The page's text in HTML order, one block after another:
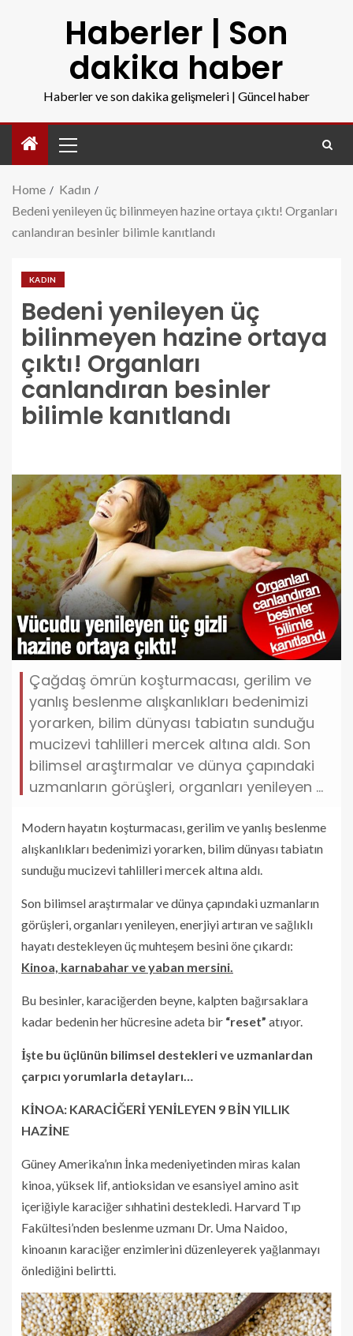
Haberler | Son
dakika haber
Haberler ve son dakika gelişmeleri | Güncel haber
Home
Kadın
Bedeni yenileyen üç bilinmeyen hazine ortaya çıktı! Organları
canlandıran besinler bilimle kanıtlandı
KADIN
Bedeni yenileyen üç
bilinmeyen hazine ortaya
çıktı! Organları
canlandıran besinler
bilimle kanıtlandı
Çağdaş ömrün koşturmacası, gerilim ve
yanlış beslenme alışkanlıkları bedenimizi
yorarken, bilim dünyası tabiatın sunduğu
mucizevi tahlilleri mercek altına aldı. Son
bilimsel araştırmalar ve dünya çapındaki
uzmanların görüşleri, organları yenileyen ...
Modern hayatın koşturmacası, gerilim ve yanlış beslenme
alışkanlıkları bedenimizi yorarken, bilim dünyası tabiatın
sunduğu mucizevi tahlilleri mercek altına aldı.
Son bilimsel araştırmalar ve dünya çapındaki uzmanların
görüşleri, organları yenileyen, enerjiyi artıran ve sağlıklı
hayatı destekleyen üç muhteşem besini öne çıkardı:
Kinoa, karnabahar ve yaban mersini.
Bu besinler, karaciğerden beyne, kalpten bağırsaklara
kadar bedenin her hücresine adeta bir “reset” atıyor.
İşte bu üçlünün bilimsel destekleri ve uzmanlardan
çarpıcı yorumlarla detayları…
KİNOA: KARACİĞERİ YENİLEYEN 9 BİN YILLIK
HAZİNE
Güney Amerika’nın İnka medeniyetinden miras kalan
kinoa, yüksek lif, antioksidan ve esansiyel amino asit
içeriğiyle karaciğer sıhhatini destekledi. Harvard Tıp
Fakültesi’nden beslenme uzmanı Dr. Uma Naidoo,
kinoanın karaciğer enzimlerini düzenleyerek yağlanmayı
önlediğini belirtti.